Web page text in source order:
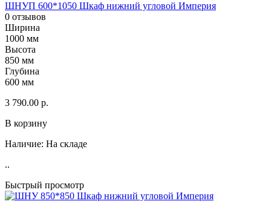
ШНУП 600*1050 Шкаф нижний угловой Империя
0 отзывов
Ширина
1000 мм
Высота
850 мм
Глубина
600 мм
3 790.00 р.
В корзину
Наличие: На складе
..
Быстрый просмотр